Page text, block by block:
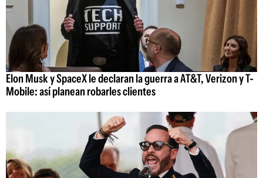
Elon Musk y SpaceX le declaran la guerra a AT&T, Verizon y T-
Mobile: así planean robarles clientes